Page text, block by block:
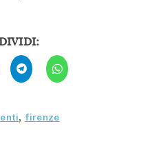
Fai
clic
per
condividere
(Si
apre
Fai
clic
per
, firenze